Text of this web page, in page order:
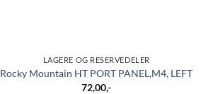
LAGERE OG RESERVEDELER
Rocky Mountain HT PORT PANEL,M4, LEFT
72,00,-